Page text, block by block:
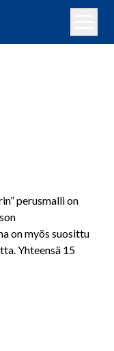
perusmalli on
on myös suosittu
Yhteensä 15